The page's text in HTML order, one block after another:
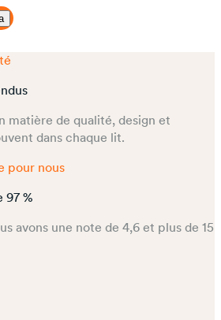
matière de qualité, design et
dans chaque lit.
pour nous
97 %
avons une note de 4,6 et plus de 15